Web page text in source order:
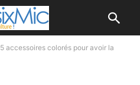
5 accessoires colorés pour avoir la